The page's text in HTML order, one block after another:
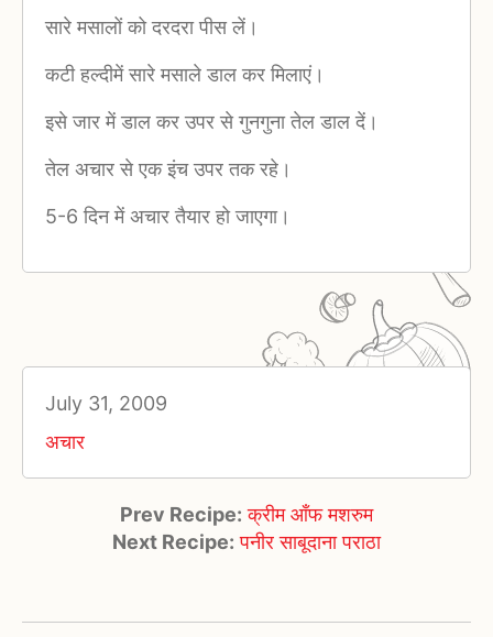
सारे मसालों को दरदरा पीस लें।
कटी हल्दीमें सारे मसाले डाल कर मिलाएं।
इसे जार में डाल कर उपर से गुनगुना तेल डाल दें।
तेल अचार से एक इंच उपर तक रहे।
5-6 दिन में अचार तैयार हो जाएगा।
July 31, 2009
अचार
Prev Recipe: क्रीम आँफ मशरुम
Next Recipe: पनीर साबूदाना पराठा